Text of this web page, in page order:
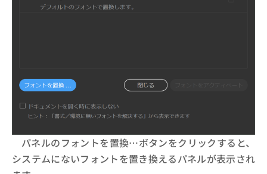
パネルのフォントを置換…ボタンをクリックすると、
システムにないフォントを置き換えるパネルが表示され